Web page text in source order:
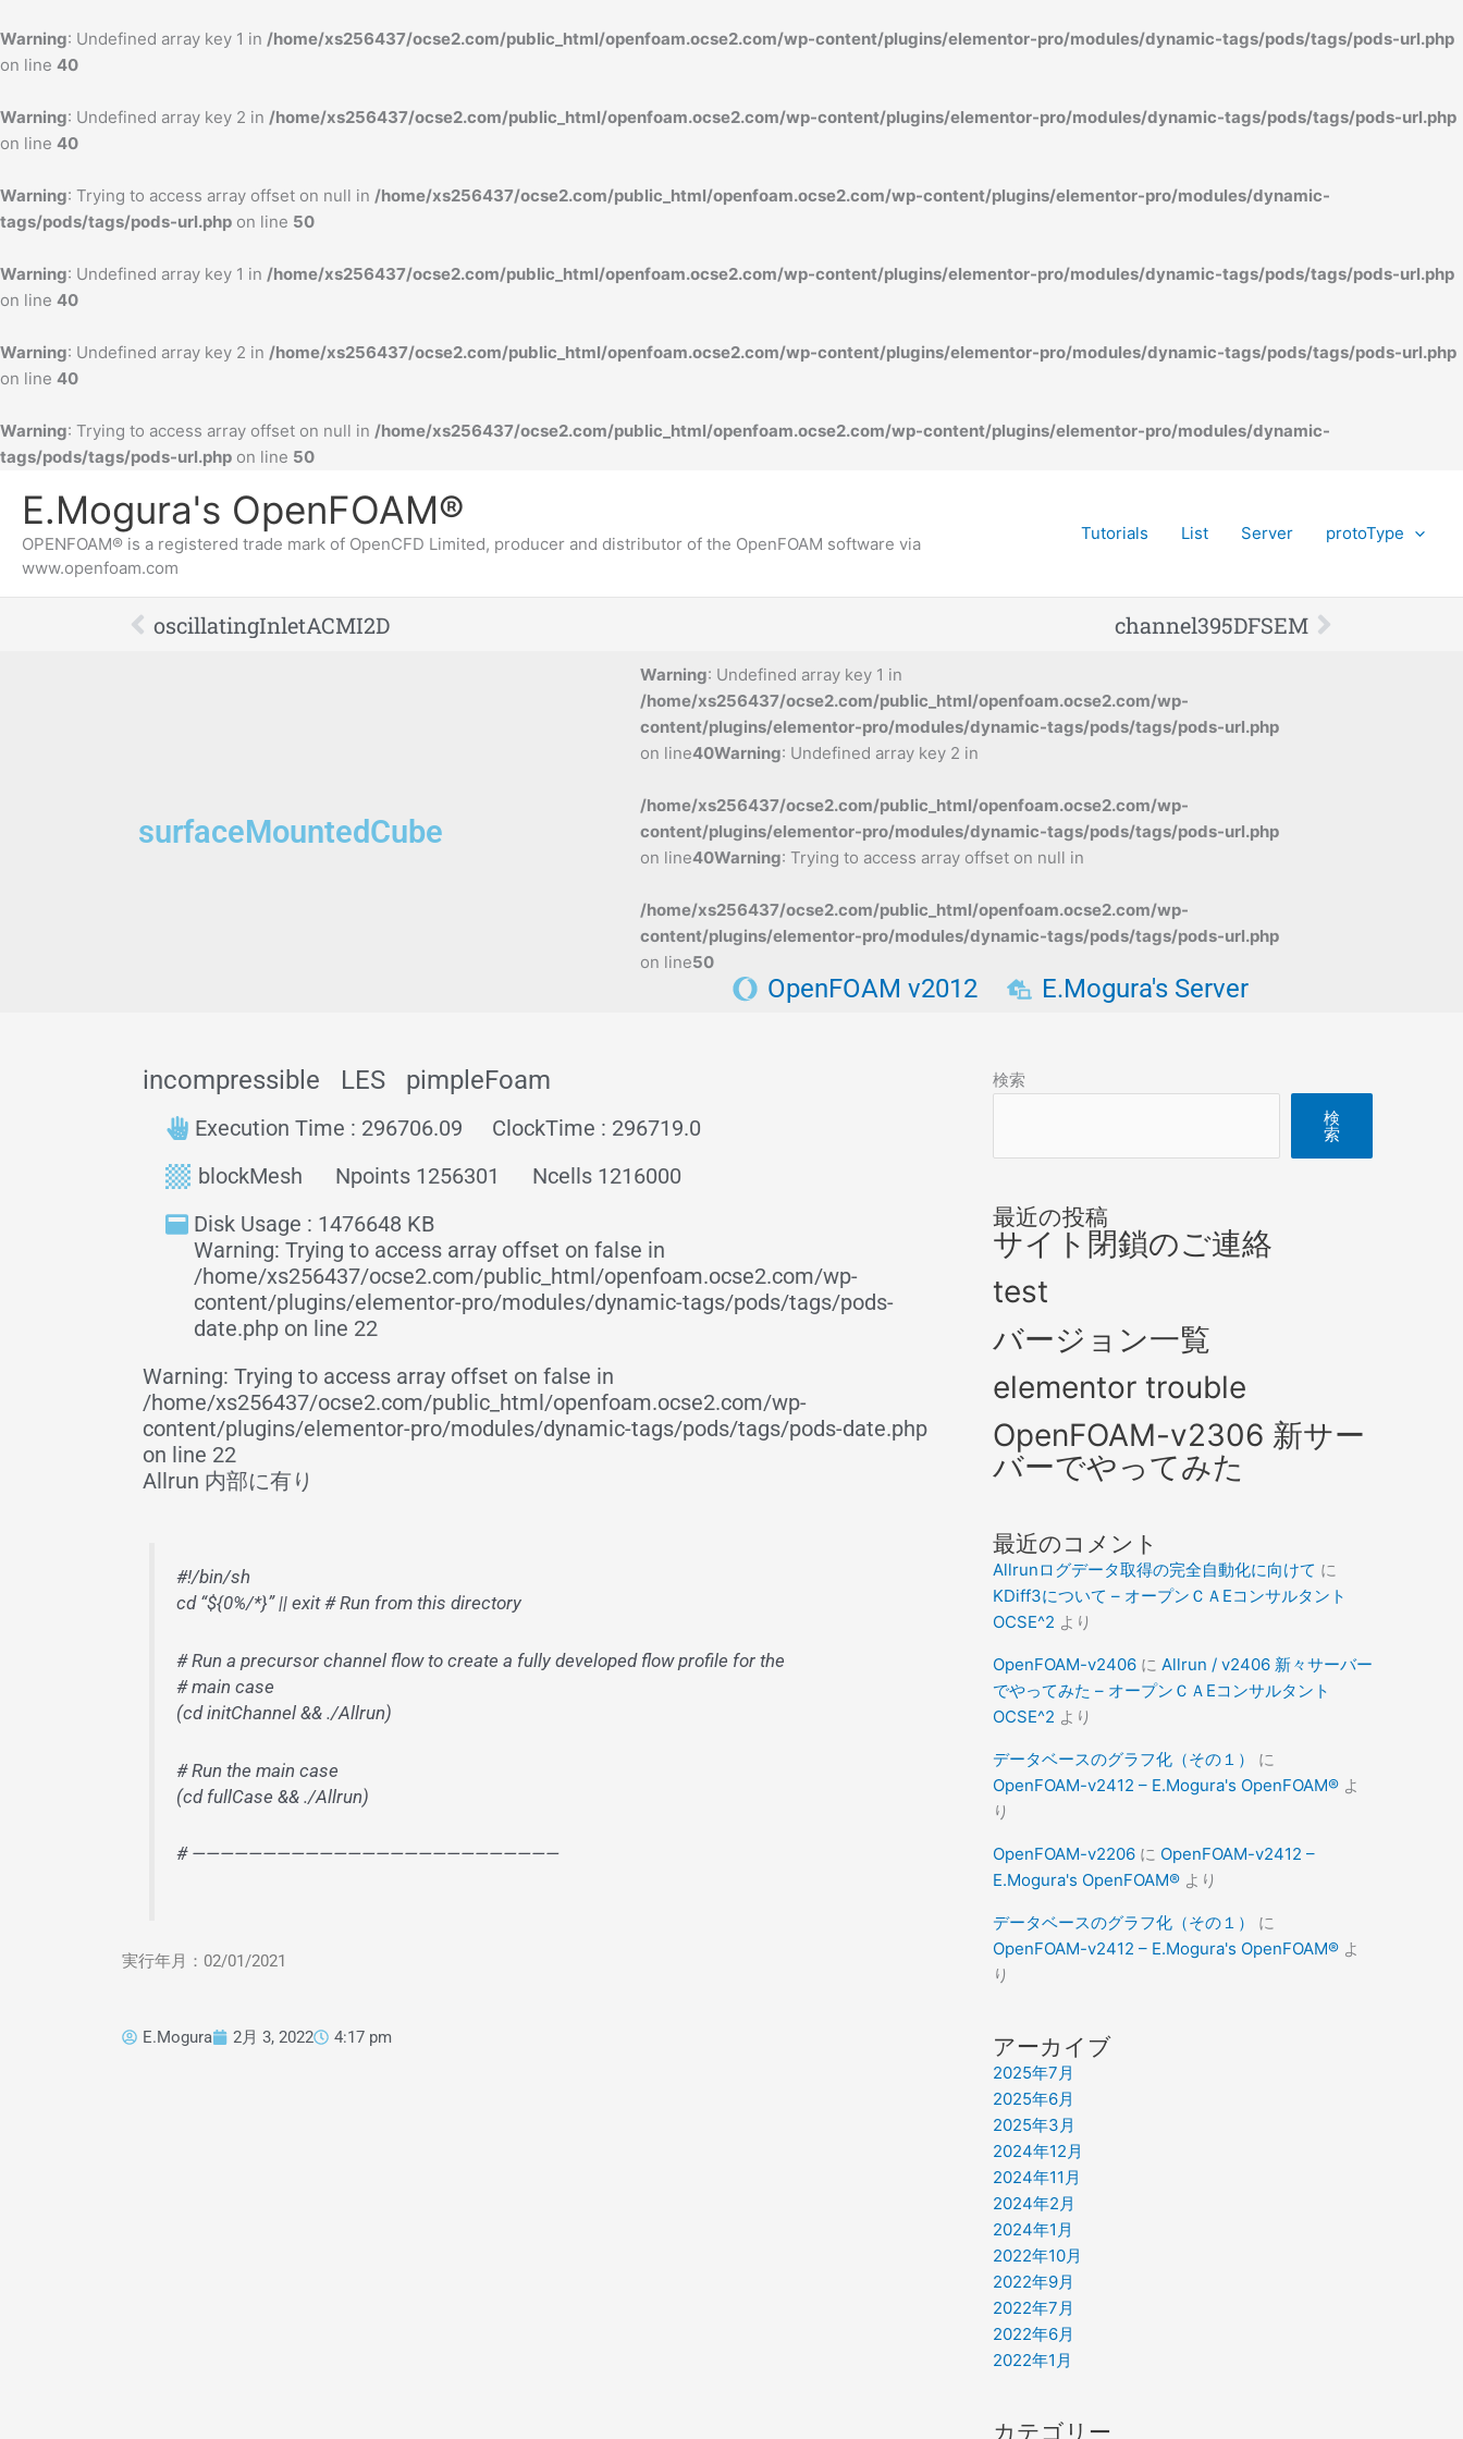
Warning: Undefined array key 1 in /home/xs256437/ocse2.com/public_html/openfoam.ocse2.com/wp-content/plugins/elementor-pro/modules/dynamic-tags/pods/tags/pods-url.php
on line 40
Warning: Undefined array key 2 in /home/xs256437/ocse2.com/public_html/openfoam.ocse2.com/wp-content/plugins/elementor-pro/modules/dynamic-tags/pods/tags/pods-url.php
on line 40
Warning: Trying to access array offset on null in /home/xs256437/ocse2.com/public_html/openfoam.ocse2.com/wp-content/plugins/elementor-pro/modules/dynamic-
tags/pods/tags/pods-url.php on line 50
Warning: Undefined array key 1 in /home/xs256437/ocse2.com/public_html/openfoam.ocse2.com/wp-content/plugins/elementor-pro/modules/dynamic-tags/pods/tags/pods-url.php
on line 40
Warning: Undefined array key 2 in /home/xs256437/ocse2.com/public_html/openfoam.ocse2.com/wp-content/plugins/elementor-pro/modules/dynamic-tags/pods/tags/pods-url.php
on line 40
Warning: Trying to access array offset on null in /home/xs256437/ocse2.com/public_html/openfoam.ocse2.com/wp-content/plugins/elementor-pro/modules/dynamic-
tags/pods/tags/pods-url.php on line 50
容
を
キ
ッ
E.Mogura's OpenFOAM®
OPENFOAM® is a registered trade mark of OpenCFD Limited, producer and distributor of the OpenFOAM software via
www.openfoam.com
Tutorials List Server protoType
Prev
oscillatingInletACMI2D channel395DFSEMNext
surfaceMountedCube
Warning: Undefined array key 1 in
/home/xs256437/ocse2.com/public_html/openfoam.ocse2.com/wp-
content/plugins/elementor-pro/modules/dynamic-tags/pods/tags/pods-url.php
on line40Warning: Undefined array key 2 in
/home/xs256437/ocse2.com/public_html/openfoam.ocse2.com/wp-
content/plugins/elementor-pro/modules/dynamic-tags/pods/tags/pods-url.php
on line40Warning: Trying to access array offset on null in
/home/xs256437/ocse2.com/public_html/openfoam.ocse2.com/wp-
content/plugins/elementor-pro/modules/dynamic-tags/pods/tags/pods-url.php
on line50
OpenFOAM v2012 E.Mogura's Server
incompressible LES pimpleFoam
Execution Time : 296706.09
ClockTime : 296719.0
blockMesh
Npoints 1256301
Ncells 1216000
Disk Usage : 1476648 KB
Warning: Trying to access array offset on false in
/home/xs256437/ocse2.com/public_html/openfoam.ocse2.com/wp-
content/plugins/elementor-pro/modules/dynamic-tags/pods/tags/pods-
date.php on line 22
Warning: Trying to access array offset on false in
/home/xs256437/ocse2.com/public_html/openfoam.ocse2.com/wp-
content/plugins/elementor-pro/modules/dynamic-tags/pods/tags/pods-date.php
on line 22
Allrun 内部に有り
#!/bin/sh
cd “${0%/*}” || exit # Run from this directory
# Run a precursor channel flow to create a fully developed flow profile for the
# main case
(cd initChannel && ./Allrun)
# Run the main case
(cd fullCase && ./Allrun)
# ——————————————————————————
実行年月：02/01/2021
E.Mogura 2月 3, 2022 4:17 pm
検索
検
索
最近の投稿
サイト閉鎖のご連絡
test
バージョン一覧
elementor trouble
OpenFOAM-v2306 新サー
バーでやってみた
最近のコメント
Allrunログデータ取得の完全自動化に向けて に
KDiff3について – オープンＣＡEコンサルタント
OCSE^2 より
OpenFOAM-v2406に Allrun / v2406 新々サーバー
でやってみた – オープンＣＡEコンサルタント
OCSE^2 より
データベースのグラフ化（その１）
に
OpenFOAM-v2412 – E.Mogura's OpenFOAM®よ
り
OpenFOAM-v2206に OpenFOAM-v2412 –
E.Mogura's OpenFOAM®より
データベースのグラフ化（その１）
に
OpenFOAM-v2412 – E.Mogura's OpenFOAM®よ
り
アーカイブ
2025年7月
2025年6月
2025年3月
2024年12月
2024年11月
2024年2月
2024年1月
2022年10月
2022年9月
2022年7月
2022年6月
2022年1月
カテゴリー